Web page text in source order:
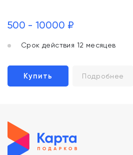
500 - 10000 ₽
Срок действия 12 месяцев
Купить Подробнее